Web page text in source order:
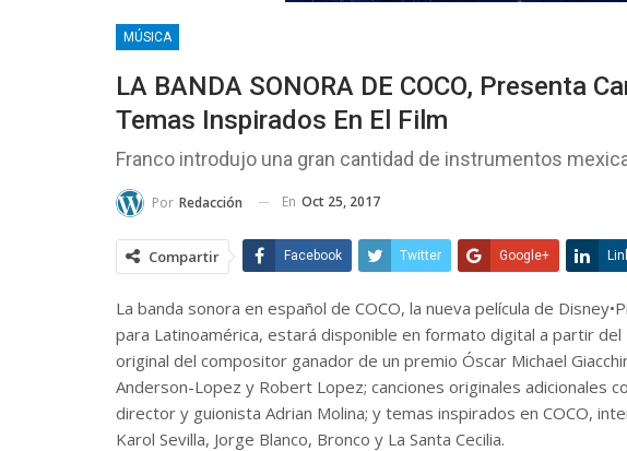
MÚSICA
LA BANDA SONORA DE COCO, Presenta
Temas Inspirados En El Film
Franco introdujo una gran cantidad de instrumentos
Por Redacción En Oct 25, 2017
Compartir Facebook Twitter Google+
La banda sonora en español de COCO, la nueva película de
para Latinoamérica, estará disponible en formato digital a partir del
original del compositor ganador de un premio Óscar Michael
Anderson-Lopez y Robert Lopez; canciones originales adicionales
director y guionista Adrian Molina; y temas inspirados en COCO,
Karol Sevilla, Jorge Blanco, Bronco y La Santa Cecilia.